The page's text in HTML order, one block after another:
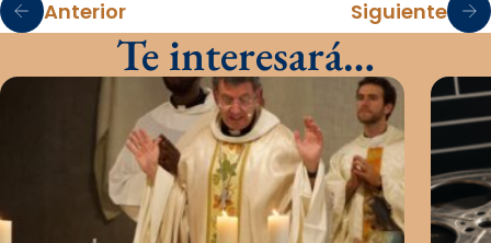
Anterior Siguiente
Te interesará…